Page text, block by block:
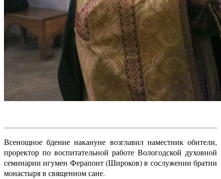
Всенощное бдение накануне возглавил наместник обители,
проректор по воспитательной работе Вологодской духовной
семинарии игумен Ферапонт (Широков) в сослужении братии
монастыря в священном сане.